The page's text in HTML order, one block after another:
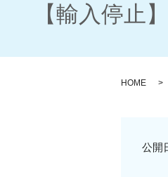
【輸入停止
HOME
公開